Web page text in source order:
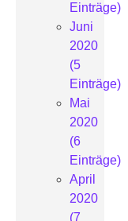
Einträge)
Juni
2020
(5
Einträge)
Mai
2020
(6
Einträge)
April
2020
(7